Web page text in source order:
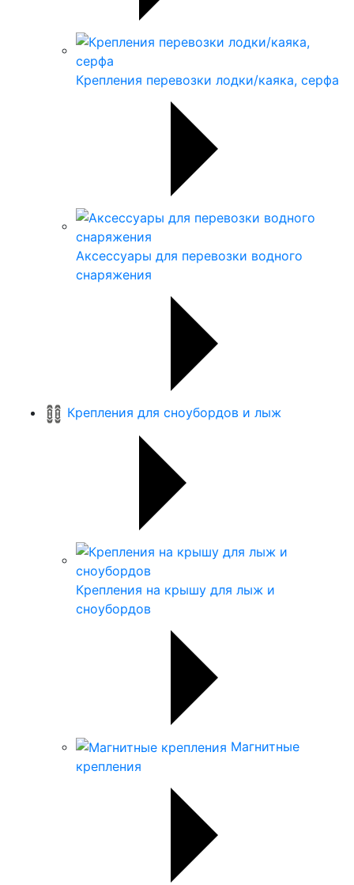
Крепления перевозки лодки/каяка, серфа
Аксессуары для перевозки водного
снаряжения
Крепления для сноубордов и лыж
Крепления на крышу для лыж и
сноубордов
Магнитные
крепления